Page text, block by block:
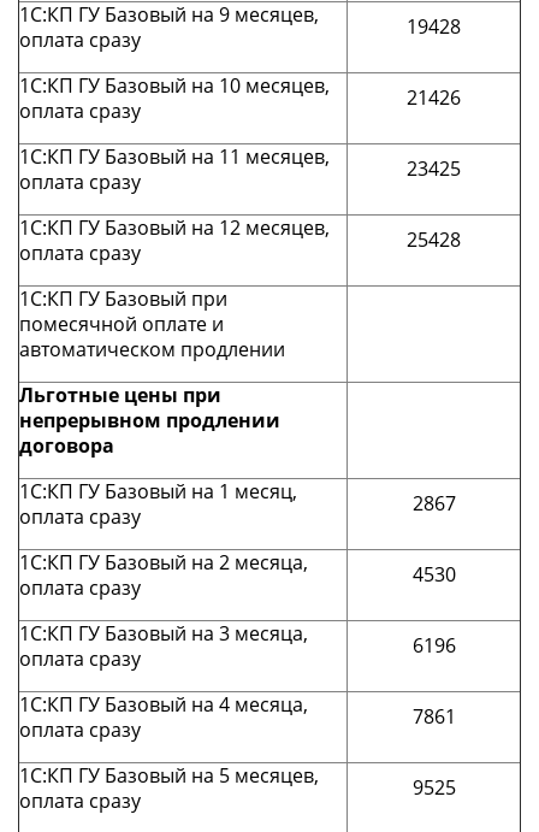
1С:КП ГУ Базовый на 9 месяцев,
оплата сразу
19428
1С:КП ГУ Базовый на 10 месяцев,
оплата сразу
21426
1С:КП ГУ Базовый на 11 месяцев,
оплата сразу
23425
1С:КП ГУ Базовый на 12 месяцев,
оплата сразу
25428
1С:КП ГУ Базовый при
помесячной оплате и
автоматическом продлении
Льготные цены при
непрерывном продлении
договора
1С:КП ГУ Базовый на 1 месяц,
оплата сразу
2867
1С:КП ГУ Базовый на 2 месяца,
оплата сразу
4530
1С:КП ГУ Базовый на 3 месяца,
оплата сразу
6196
1С:КП ГУ Базовый на 4 месяца,
оплата сразу
7861
1С:КП ГУ Базовый на 5 месяцев,
оплата сразу
9525